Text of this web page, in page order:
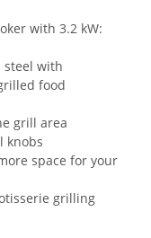
with 3.2 kW:
steel with
food
grill area
knobs
space for your
grilling